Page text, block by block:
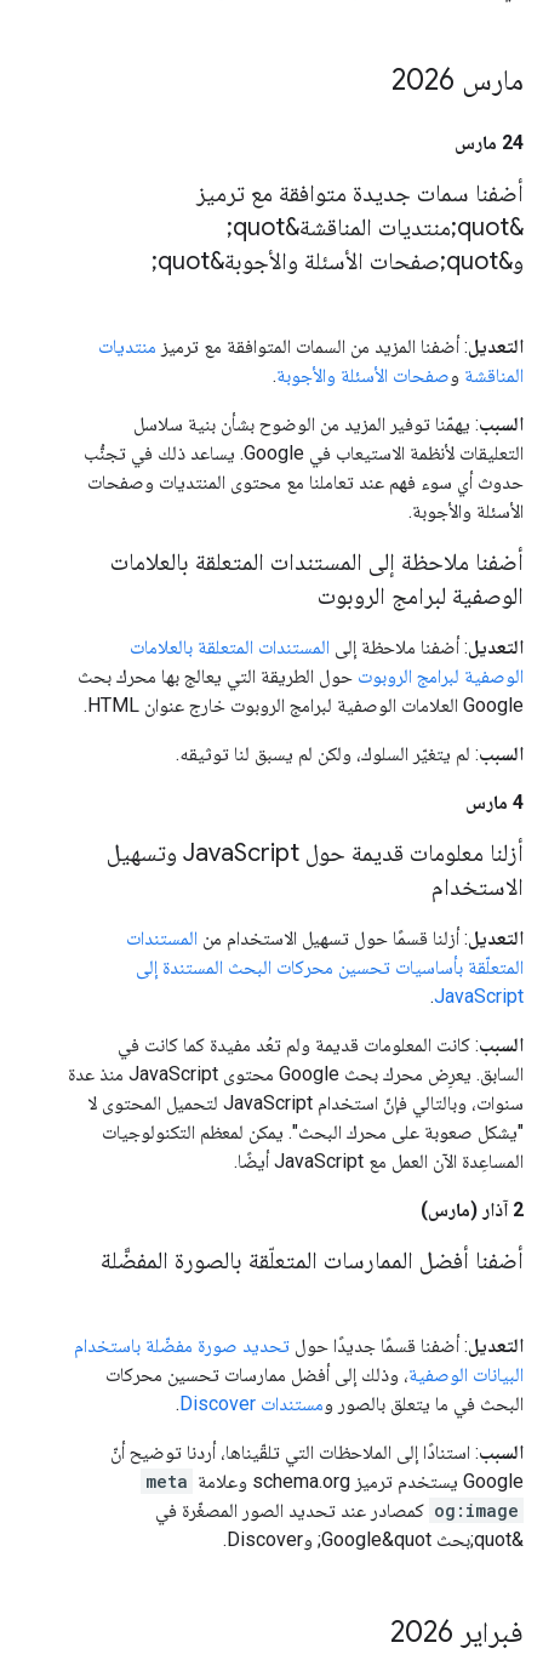
مارس 2026
‫24 مارس
أضفنا سمات جديدة متوافقة مع ترميز
&quot;منتديات المناقشة&quot;
و&quot;صفحات الأسئلة والأجوبة&quot;
التعديل: أضفنا المزيد من السمات المتوافقة مع ترميز منتديات
المناقشة وصفحات الأسئلة والأجوبة.
السبب: يهمّنا توفير المزيد من الوضوح بشأن بنية سلاسل
التعليقات لأنظمة الاستيعاب في Google. يساعد ذلك في تجنُّب
حدوث أي سوء فهم عند تعاملنا مع محتوى المنتديات وصفحات
الأسئلة والأجوبة.
أضفنا ملاحظة إلى المستندات المتعلقة بالعلامات
الوصفية لبرامج الروبوت
التعديل: أضفنا ملاحظة إلى المستندات المتعلقة بالعلامات
الوصفية لبرامج الروبوت حول الطريقة التي يعالج بها محرك بحث
Google العلامات الوصفية لبرامج الروبوت خارج عنوان HTML.
السبب: لم يتغيّر السلوك، ولكن لم يسبق لنا توثيقه.
‫4 مارس
أزلنا معلومات قديمة حول Java
Script وتسهيل
الاستخدام
التعديل: أزلنا قسمًا حول تسهيل الاستخدام من المستندات
المتعلّقة بأساسيات تحسين محركات البحث المستندة إلى
JavaScript
.
السبب: كانت المعلومات قديمة ولم تعُد مفيدة كما كانت في
السابق. يعرِض محرك بحث Google محتوى JavaScript منذ عدة
سنوات، وبالتالي فإنّ استخدام JavaScript لتحميل المحتوى لا
"يشكل صعوبة على محرك البحث". يمكن لمعظم التكنولوجيات
المساعِدة الآن العمل مع JavaScript أيضًا.
‫2 آذار (مارس)
أضفنا أفضل الممارسات المتعلّقة بالصورة المفضَّلة
التعديل: أضفنا قسمًا جديدًا حول تحديد صورة مفضّلة باستخدام
البيانات الوصفية، وذلك إلى أفضل ممارسات تحسين محركات
البحث في ما يتعلق بالصور ومستندات Discover .
السبب: استنادًا إلى الملاحظات التي تلقّيناها، أردنا توضيح أنّ
Google يستخدم ترميز schema.org وعلامة
meta
og:image كمصادر عند تحديد الصور المصغّرة في
&quot;بحث Google&quot; وDiscover.
فبراير 2026